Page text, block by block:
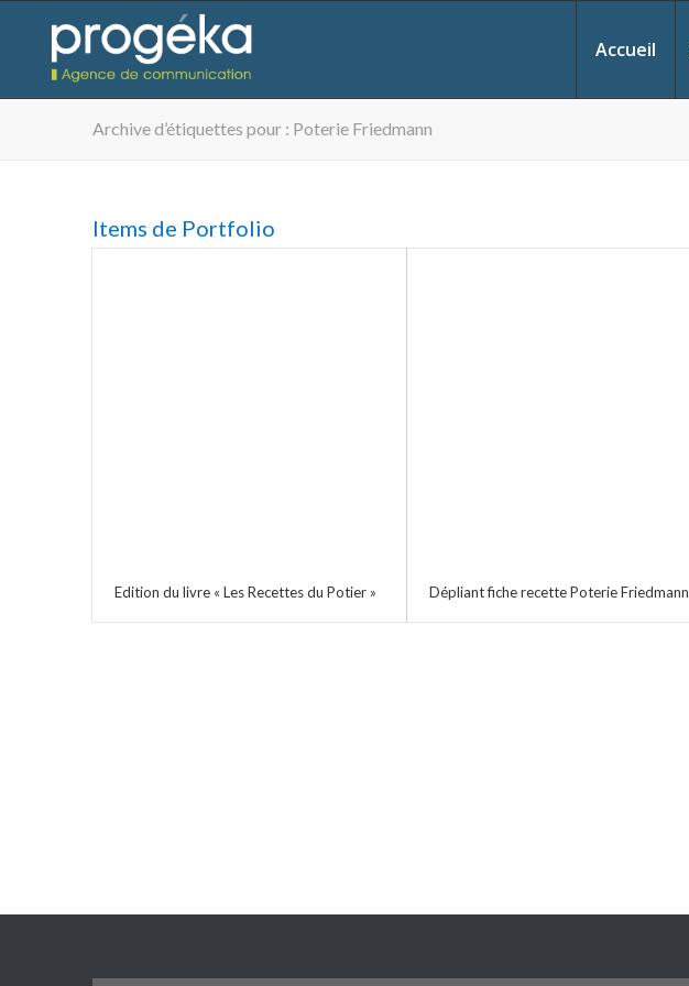
Accueil
Archive d’étiquettes pour : Poterie Friedmann
Items de Portfolio
Edition du livre « Les Recettes du Potier » Dépliant fiche recette Poterie Friedmann